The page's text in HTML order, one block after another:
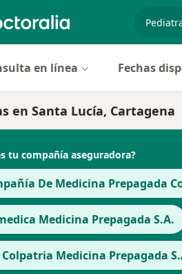
en línea Fechas
en Santa Lucía, Cartagena
tu compañía aseguradora?
De Medicina Prepagada
Medicina Prepagada S.A.
Medicina Prepagada